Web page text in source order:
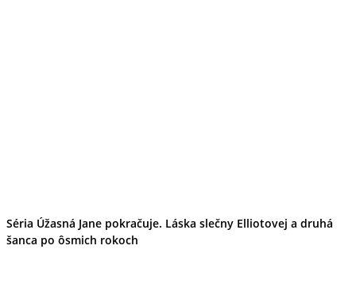
Séria Úžasná Jane pokračuje. Láska slečny Elliotovej a druhá
šanca po ôsmich rokoch